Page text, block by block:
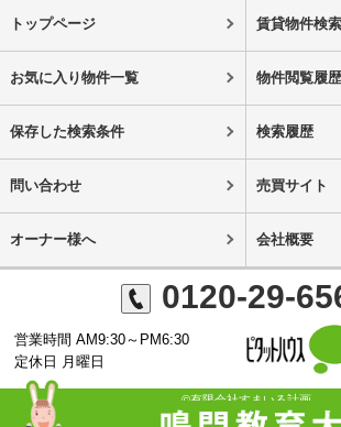
トップページ 賃貸物件検索
お気に入り物件一覧 物件閲覧履歴
保存した検索条件 検索履歴
問い合わせ 売買サイト
オーナー様へ 会社概要
0120-29-
営業時間 AM9:30～PM6:30
定休日 月曜日
©有限会社すまいる計画